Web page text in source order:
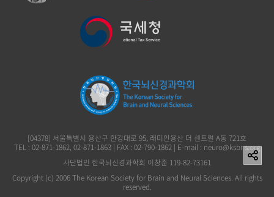
[04378] 서울특별시 용산구 한강대로 95, 래미안용산 더 센트럴 A동 721호
TEL : 02-871-1862, 02-871-1863 | FAX : 02-790-1862 | E-mail : neuro@ksbns.org
사단법인 한국뇌신경과학회 이창준 119-82-73161
Copyright (c) 2006 The Korean Society for Brain and Neural Sciences. All rights
reserved.